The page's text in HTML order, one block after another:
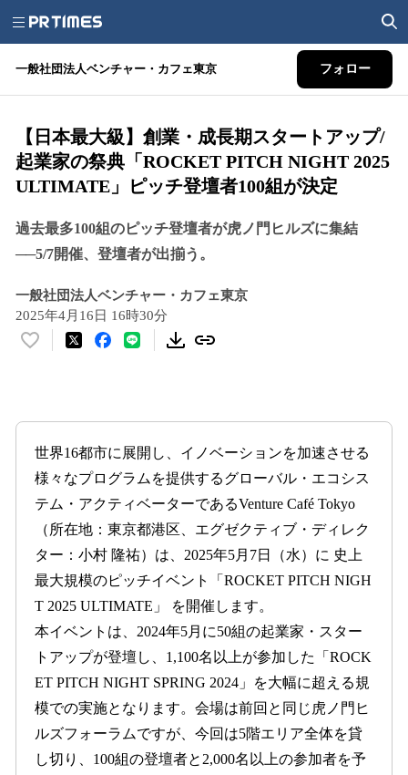
一般社団法人ベンチャー・カフェ東京 フォロー
【日本最大級】創業・成長期スタートアップ/
起業家の祭典「ROCKET PITCH NIGHT 2025
ULTIMATE」ピッチ登壇者100組が決定
過去最多100組のピッチ登壇者が虎ノ門ヒルズに集結
──5/7開催、登壇者が出揃う。
一般社団法人ベンチャー・カフェ東京
2025年4月16日 16時30分
い
数
を
読
み
込
で
す
世界16都市に展開し、イノベーションを加速させる
様々なプログラムを提供するグローバル・エコシス
テム・アクティベーターであるVenture Café Tokyo
（所在地：東京都港区、エグゼクティブ・ディレク
ター：小村 隆祐）は、2025年5月7日（水）に 史上
最大規模のピッチイベント「ROCKET PITCH NIGH
T 2025 ULTIMATE」 を開催します。
本イベントは、2024年5月に50組の起業家・スター
トアップが登壇し、1,100名以上が参加した「ROCK
ET PITCH NIGHT SPRING 2024」を大幅に超える規
模での実施となります。会場は前回と同じ虎ノ門ヒ
ルズフォーラムですが、今回は5階エリア全体を貸
し切り、100組の登壇者と2,000名以上の参加者を予